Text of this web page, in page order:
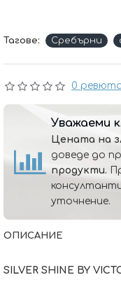
0
Тагове: Сребърни
Уважаеми
Цената на
доведе до
продукти.
уточнение.
ОПИСАНИЕ
SILVER SHINE BY